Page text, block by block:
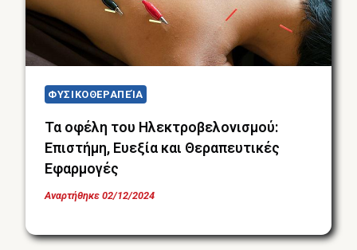
ΦΥΣΙΚΟΘΕΡΑΠΕΊΑ
Τα οφέλη του Ηλεκτροβελονισμού:
Επιστήμη, Ευεξία και Θεραπευτικές
Εφαρμογές
Αναρτήθηκε 02/12/2024